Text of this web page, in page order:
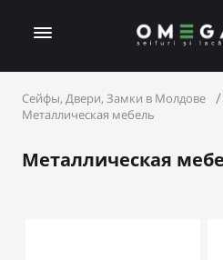
Сейфы, Двери, Замки в Молдове
Металлическая мебель
Металлическая